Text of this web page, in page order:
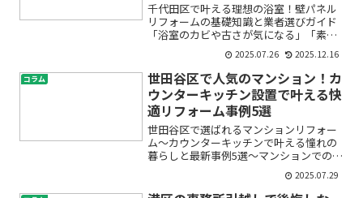
千代田区で叶える理想の浴室！壁パネル
リフォームの基礎知識と業者選びガイド
「浴室のカビや古さが気になる」「素敵
なバスルームにリフォームしたいけれ
ど、何から始めれば？」——そんなお悩
みを抱えていませんか？特に千代田区の
マンションや戸建てでは、限...
2025.07.26 2025.12.16
コラム
世田谷区で人気のマンション！カ
ウンターキッチン設置で叶える快
適リフォーム事例5選
世田谷区で選ばれるマンションリフォー
ム〜カウンターキッチンで叶える憧れの
暮らしと最新事例5選〜マンションでの暮
らしが長くなると、「もっと家事がしや
すい間取りにしたい」「家族とのコミュ
ニケーションを増やしたい」と感じる方
2025.07.29